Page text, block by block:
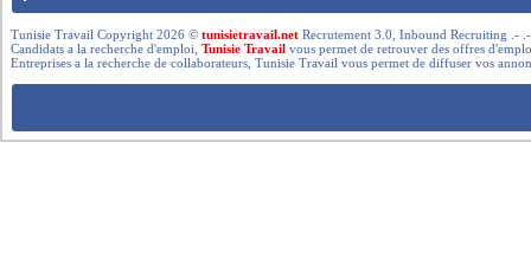
Tunisie Travail Copyright 2026 ©tunisietravail.net Recrutement 3.0, Inbound Recruiting .-
Candidats a la recherche d'emploi,Tunisie Travail vous permet de retrouver des offres
Entreprises a la recherche de collaborateurs, Tunisie Travail vous permet de diffuser vos